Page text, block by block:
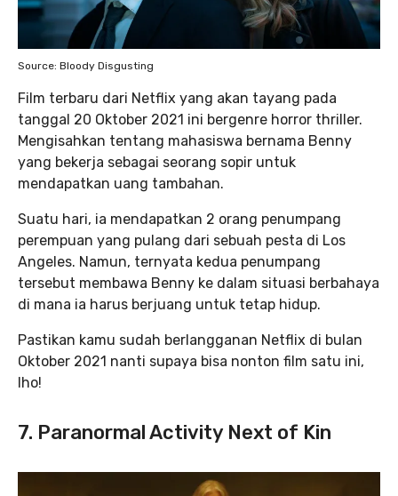
Source: Bloody Disgusting
Film terbaru dari Netflix yang akan tayang pada
tanggal 20 Oktober 2021 ini bergenre horror thriller.
Mengisahkan tentang mahasiswa bernama Benny
yang bekerja sebagai seorang sopir untuk
mendapatkan uang tambahan.
Suatu hari, ia mendapatkan 2 orang penumpang
perempuan yang pulang dari sebuah pesta di Los
Angeles. Namun, ternyata kedua penumpang
tersebut membawa Benny ke dalam situasi berbahaya
di mana ia harus berjuang untuk tetap hidup.
Pastikan kamu sudah berlangganan Netflix di bulan
Oktober 2021 nanti supaya bisa nonton film satu ini,
lho!
7. Paranormal Activity Next of Kin